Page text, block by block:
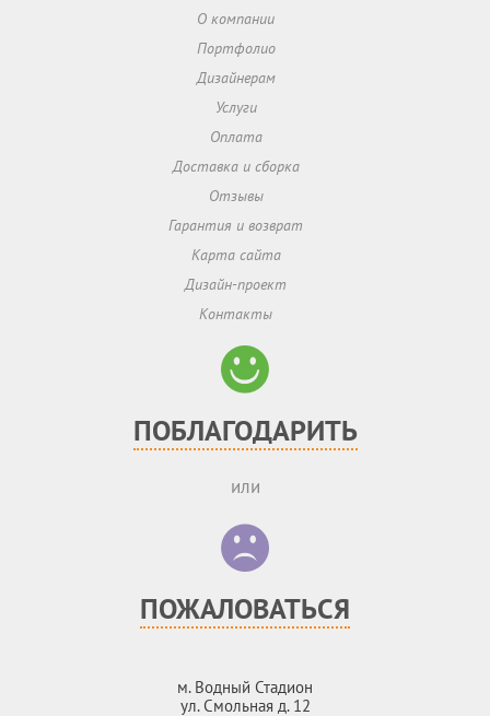
О компании
Портфолио
Дизайнерам
Услуги
Оплата
Доставка и сборка
Отзывы
Гарантия и возврат
Карта сайта
Дизайн-проект
Контакты
ПОБЛАГОДАРИТЬ
или
ПОЖАЛОВАТЬСЯ
м. Водный Стадион
ул. Смольная д. 12